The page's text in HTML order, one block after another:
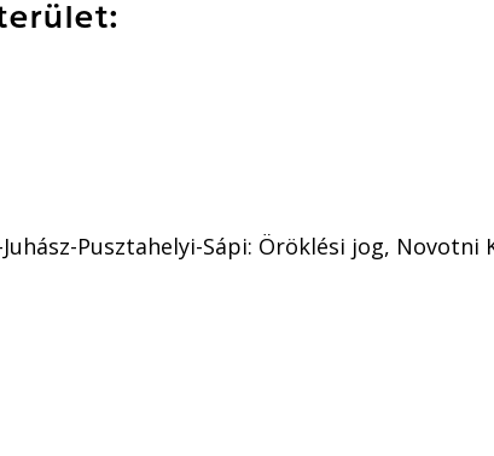
Juhász-Pusztahelyi-Sápi: Öröklési jog, Novotni